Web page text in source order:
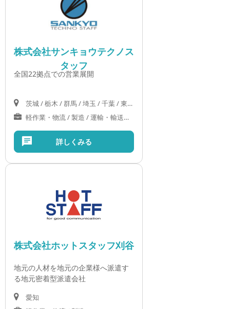
株式会社サンキョウテクノス
タッフ
全国22拠点での営業展開
茨城 / 栃木 / 群馬 / 埼玉 / 千葉 / 東京 / 神奈川 / 新潟 / 富山 / 石川 / 福井 / 山梨 / 長野 / 岐阜 / 静岡 / 愛知 / 三重 / 滋賀 / 京都 / 大阪 / 兵庫 / 奈良 / 和歌山 / 鳥取 / 島根 / 岡山 / 広島
軽作業・物流 / 製造 / 運輸・輸送サービス / IT・クリエイティブ / オフィス / 営業 / 医療・介護・福祉
詳しくみる
株式会社ホットスタッフ刈谷
地元の人材を地元の企業様へ派遣す
る地元密着型派遣会社
愛知